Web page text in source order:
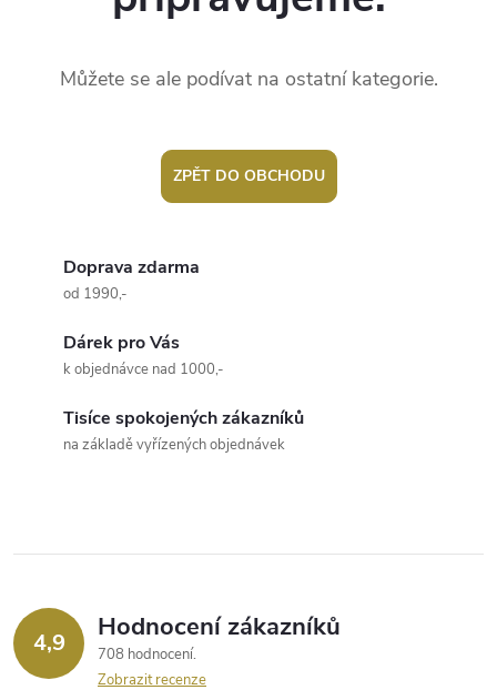
Můžete se ale podívat na ostatní kategorie.
ZPĚT DO OBCHODU
Doprava zdarma
od 1990,-
Dárek pro Vás
k objednávce nad 1000,-
Tisíce spokojených zákazníků
na základě vyřízených objednávek
4,9 Hodnocení zákazníků
708 hodnocení
Zobrazit recenze